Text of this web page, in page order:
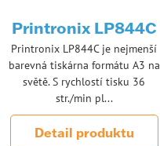
Printronix LP844C
Printronix LP844C je nejmenší
barevná tiskárna formátu A3 na
světě. S rychlostí tisku 36
str./min pl...
Detail produktu